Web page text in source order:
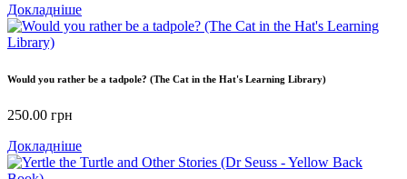
Докладніше
Would you rather be a tadpole? (The Cat in the Hat's Learning Library)
250.00 грн
Докладніше